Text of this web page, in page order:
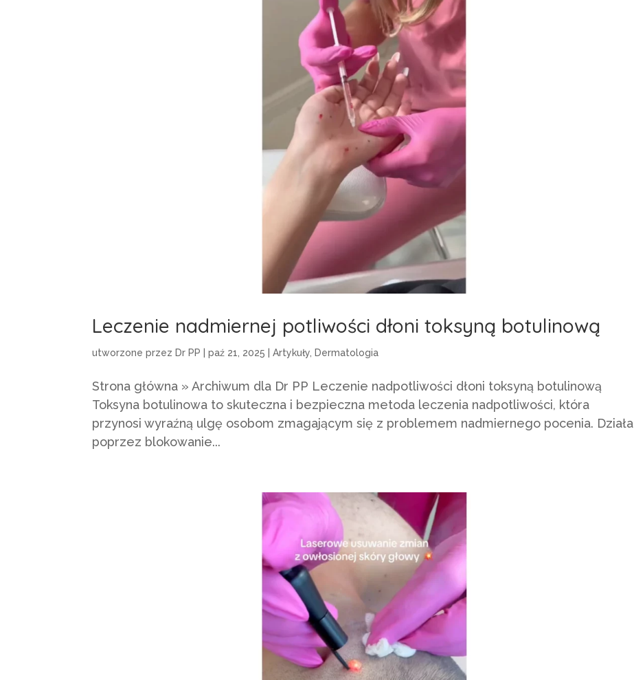
Leczenie nadmiernej potliwości dłoni toksyną botulinową
utworzone przez Dr PP |paź 21, 2025 |Artykuły Dermatologia
Strona główna » Archiwum dla Dr PP Leczenie nadpotliwości dłoni toksyną botulinową
Toksyna botulinowa to skuteczna i bezpieczna metoda leczenia nadpotliwości, która
przynosi wyraźną ulgę osobom zmagającym się z problemem nadmiernego pocenia. Działa
poprzez blokowanie...